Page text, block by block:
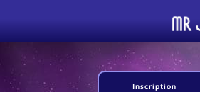
Inscription